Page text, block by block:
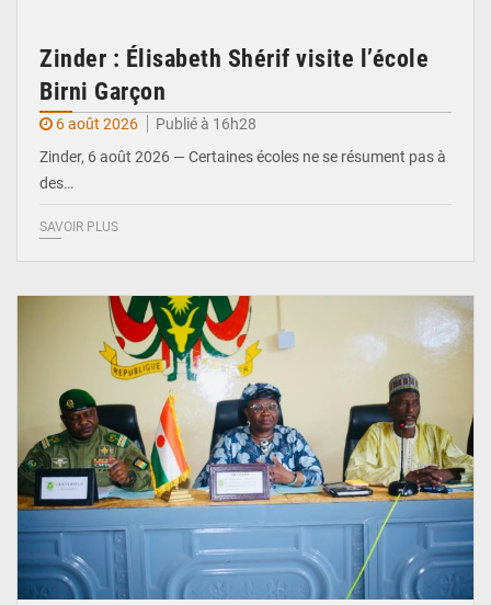
Zinder : Élisabeth Shérif visite l’école
Birni Garçon
6 août 2026
Publié à 16h28
Zinder, 6 août 2026 — Certaines écoles ne se résument pas à
des…
SAVOIR PLUS